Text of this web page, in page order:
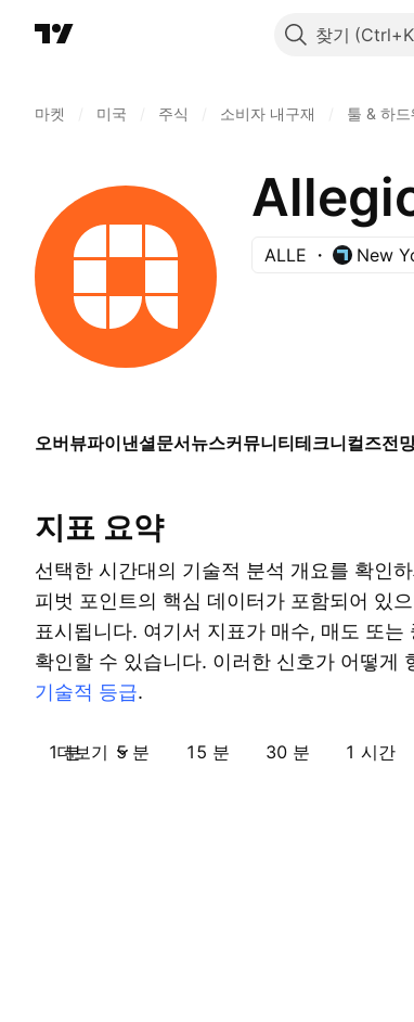
찾기
마켓 미국 주식 소비자 내구재 툴 & 하드
ALLE New
오버뷰파이낸셜문서뉴스커뮤니티테크니컬즈전
지표 요약
선택한 시간대의 기술적 분석 개요를 확인
피벗 포인트의 핵심 데이터가 포함되어 있
표시됩니다. 여기서 지표가 매수, 매도 또는
확인할 수 있습니다. 이러한 신호가 어떻게
기술적 등급.
1 분 5 분 15 분 30 분 1 시간
더보기